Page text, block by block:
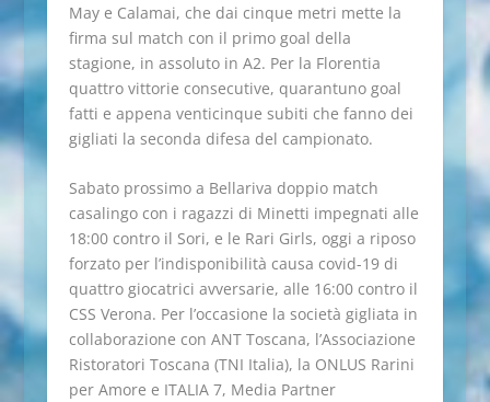
May e Calamai, che dai cinque metri mette la
firma sul match con il primo goal della
stagione, in assoluto in A2. Per la Florentia
quattro vittorie consecutive, quarantuno goal
fatti e appena venticinque subiti che fanno dei
gigliati la seconda difesa del campionato.
Sabato prossimo a Bellariva doppio match
casalingo con i ragazzi di Minetti impegnati alle
18:00 contro il Sori, e le Rari Girls, oggi a riposo
forzato per l’indisponibilità causa covid-19 di
quattro giocatrici avversarie, alle 16:00 contro il
CSS Verona. Per l’occasione la società gigliata in
collaborazione con ANT Toscana, l’Associazione
Ristoratori Toscana (TNI Italia), la ONLUS Rarini
per Amore e ITALIA 7, Media Partner